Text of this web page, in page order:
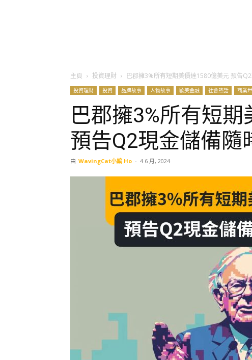
主頁 投資理財 巴郡擁3%所有短期美債達1580億美元 預告
投資理財 投資 品牌故事 人物故事 歐美金融 社會熱話 商業
巴郡擁3%所有短
預告Q2現金儲備隨
由 WavingCat小編 Ho - 4 6 月, 2024